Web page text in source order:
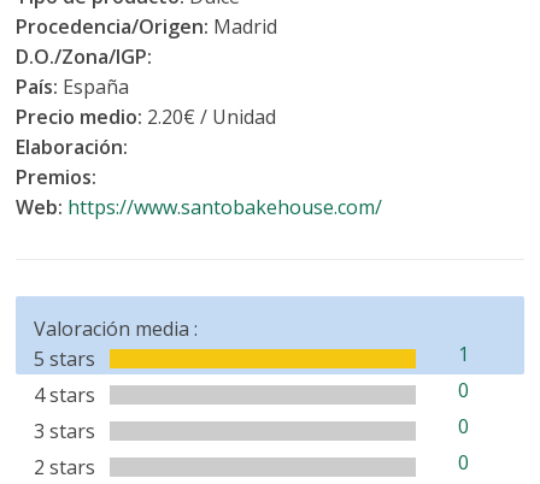
Procedencia/Origen: Madrid
D.O./Zona/IGP:
País: España
Precio medio: 2.20€ / Unidad
Elaboración:
Premios:
Web: https://www.santobakehouse.com/
Valoración media :
5 stars
1
4 stars
0
3 stars
0
2 stars
0